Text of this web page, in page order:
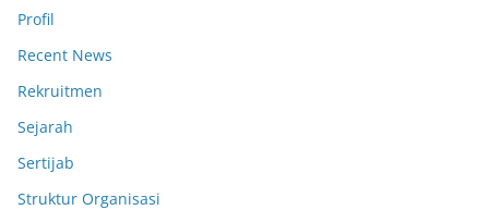
Profil
Recent News
Rekruitmen
Sejarah
Sertijab
Struktur Organisasi